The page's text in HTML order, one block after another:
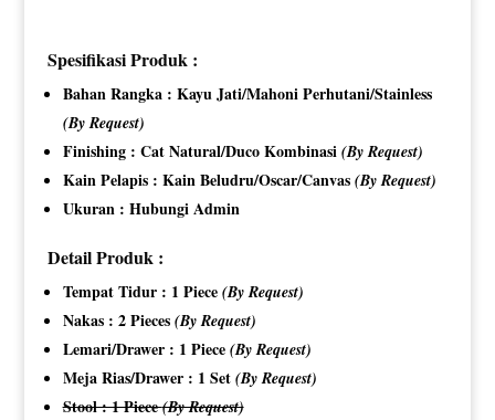
Spesifikasi Produk :
Bahan Rangka : Kayu Jati/Mahoni Perhutani/Stainless
(By Request)
Finishing : Cat Natural/Duco Kombinasi (By Request)
Kain Pelapis : Kain Beludru/Oscar/Canvas (By Request)
Ukuran : Hubungi Admin
Detail Produk :
Tempat Tidur : 1 Piece (By Request)
Nakas : 2 Pieces (By Request)
Lemari/Drawer : 1 Piece (By Request)
Meja Rias/Drawer : 1 Set (By Request)
Stool : 1 Piece(By Request)